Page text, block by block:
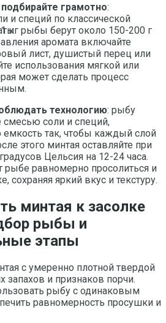
грамотно:
и специй по классической
кг рыбы берут около 150-200 г
аромата включайте
лист, душистый перец или
использования мягкой или
может сделать процесс
технологию: рыбу
смесью соли и специй,
так, чтобы каждый слой
этого минтая оставляйте при
Цельсия на 12-24 часа.
рыбе равномерно просолиться и
сохраняя яркий вкус и текстуру.
минтая к засолке
рыбы и
этапы
с умеренно плотной твердой
запахов и признаков порчи.
рыбу с одинаковым
равномерность просушки и